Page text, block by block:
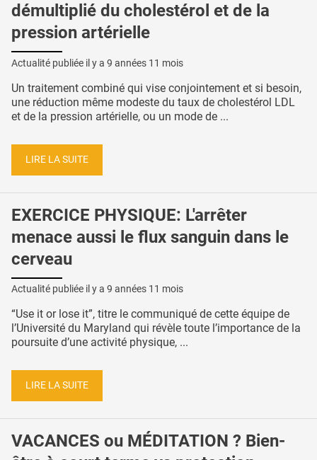
démultiplié du cholestérol et de la
pression artérielle
Actualité publiée il y a 9 années 11 mois
Un traitement combiné qui vise conjointement et si besoin,
une réduction même modeste du taux de cholestérol LDL
et de la pression artérielle, ou un mode de ...
LIRE LA SUITE
EXERCICE PHYSIQUE: L'arrêter
menace aussi le flux sanguin dans le
cerveau
Actualité publiée il y a 9 années 11 mois
“Use it or lose it”, titre le communiqué de cette équipe de
l’Université du Maryland qui révèle toute l’importance de la
poursuite d’une activité physique, ...
LIRE LA SUITE
VACANCES ou MÉDITATION ? Bien-